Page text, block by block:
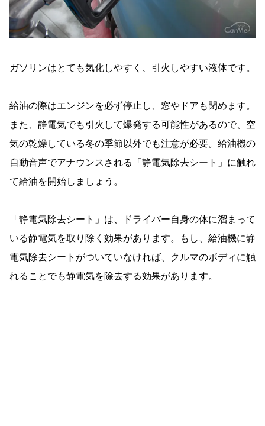
ガソリンはとても気化しやすく、引火しやすい液体です。
給油の際はエンジンを必ず停止し、窓やドアも閉めます。
また、静電気でも引火して爆発する可能性があるので、空
気の乾燥している冬の季節以外でも注意が必要。給油機の
自動音声でアナウンスされる「静電気除去シート」に触れ
て給油を開始しましょう。
「静電気除去シート」は、ドライバー自身の体に溜まって
いる静電気を取り除く効果があります。もし、給油機に静
電気除去シートがついていなければ、クルマのボディに触
れることでも静電気を除去する効果があります。